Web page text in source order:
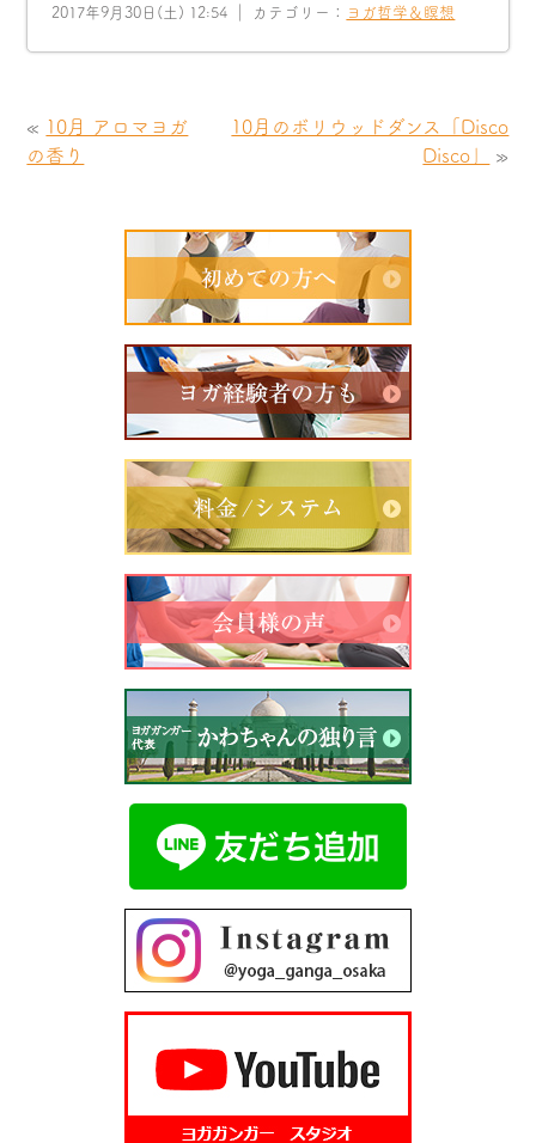
2017年9月30日(土) 12:54 ｜ カテゴリー： ヨガ哲学＆瞑想
« 10月 アロマヨガ
の香り
10月のボリウッドダンス「Disco
Disco」
»